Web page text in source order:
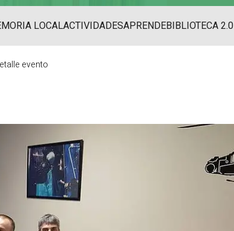
LOCALACTIVIDADESAPRENDEBIBLIOTECA 2.0
evento